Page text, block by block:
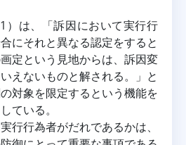
）は、「訴因において実行行
にそれと異なる認定をすると
定という見地からは、訴因変
えないものと解される。」と
対象を限定するという機能を
ている。
行行為者がだれであるかは、